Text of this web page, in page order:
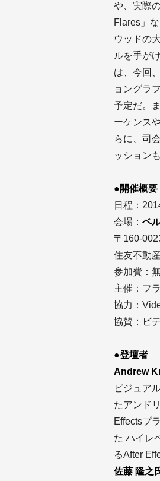
や、実際
Flares」
ウッドの
ルを手が
は、今回
ョングラ
予定だ。
ーケンス
らに、司
ッション
●開催概要
日程：
会場： ベ
〒160-
住友不動
参加費：
主催：フ
協力：
協賛：ビ
●登壇者
Andrew
ビジュア
たアンド
Effectsプ
た ハイレ
るAfter
佐藤 隆之